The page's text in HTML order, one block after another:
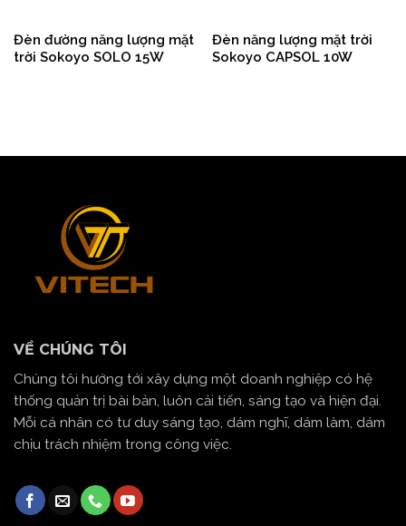
Đèn đường năng lượng mặt
trời Sokoyo SOLO 15W
Đèn năng lượng mặt trời
Sokoyo CAPSOL 10W
VỀ CHÚNG TÔI
Chúng tôi hướng tới xây dựng một doanh nghiệp có hệ
thống quản trị bài bản, luôn cải tiến, sáng tạo và hiện đại.
Mỗi cá nhân có tư duy sáng tạo, dám nghĩ, dám làm, dám
chịu trách nhiệm trong công việc.